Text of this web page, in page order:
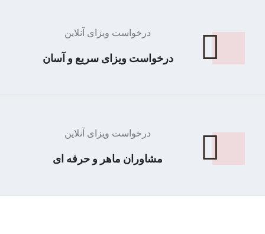
درخواست ویزای آنلاین
درخواست ویزای سریع و آسان
درخواست ویزای آنلاین
مشاوران ماهر و حرفه ای